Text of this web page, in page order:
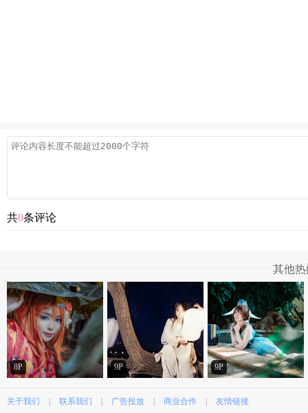
共0条评论
其他
8P 9P 9P
关于我们 联系我们 广告投放 商业合作 友情链接